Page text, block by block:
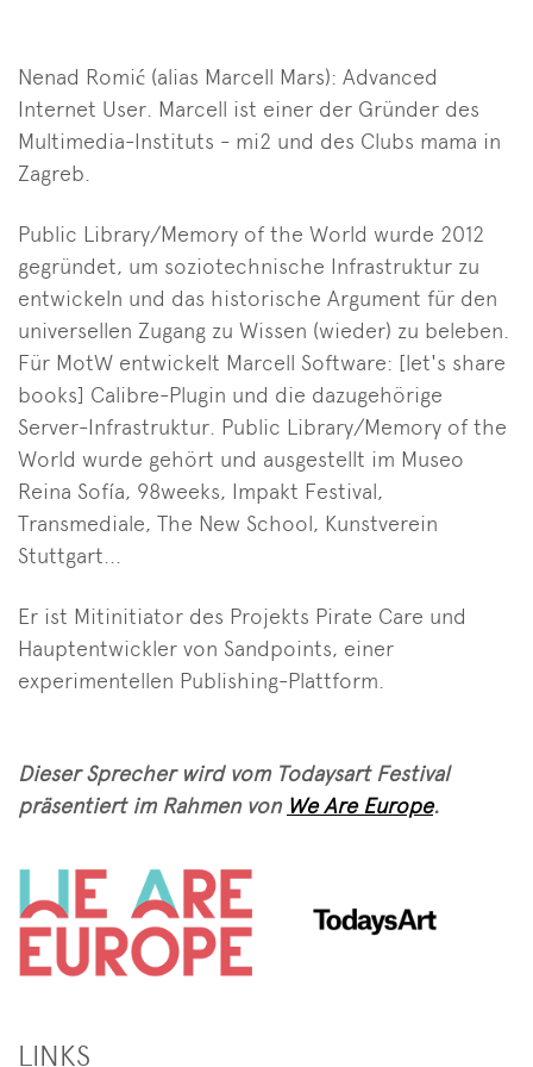
Nenad Romić (alias Marcell Mars): Advanced
Internet User. Marcell ist einer der Gründer des
Multimedia-Instituts - mi2 und des Clubs mama in
Zagreb.
Public Library/Memory of the World wurde 2012
gegründet, um soziotechnische Infrastruktur zu
entwickeln und das historische Argument für den
universellen Zugang zu Wissen (wieder) zu beleben.
Für MotW entwickelt Marcell Software: [let's share
books] Calibre-Plugin und die dazugehörige
Server-Infrastruktur. Public Library/Memory of the
World wurde gehört und ausgestellt im Museo
Reina Sofía, 98weeks, Impakt Festival,
Transmediale, The New School, Kunstverein
Stuttgart...
Er ist Mitinitiator des Projekts Pirate Care und
Hauptentwickler von Sandpoints, einer
experimentellen Publishing-Plattform.
Dieser Sprecher wird vom Todaysart Festival
präsentiert im Rahmen von We Are Europe.
LINKS